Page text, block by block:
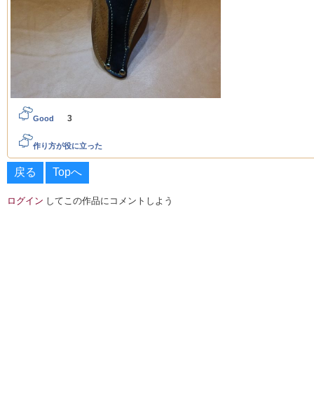
Good 3
作り方が役に立った
戻る Topへ
ログイン してこの作品にコメントしよう